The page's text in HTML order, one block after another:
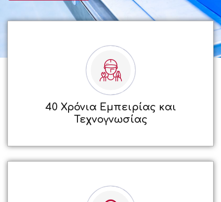
40 Χρόνια Εμπειρίας και
Τεχνογνωσίας